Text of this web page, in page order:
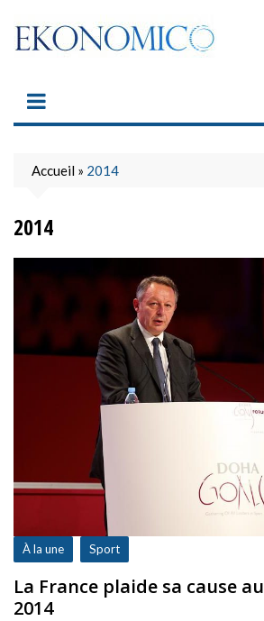
content
Accueil » 2014
2014
À la une Sport
La France plaide sa cause
2014